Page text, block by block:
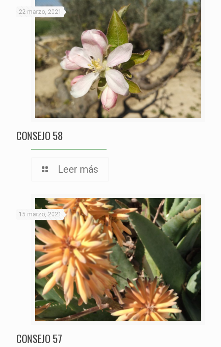
22 marzo, 2021
CONSEJO 58
Leer más
15 marzo, 2021
CONSEJO 57